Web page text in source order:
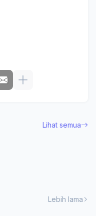
Lihat semua
Lebih lama